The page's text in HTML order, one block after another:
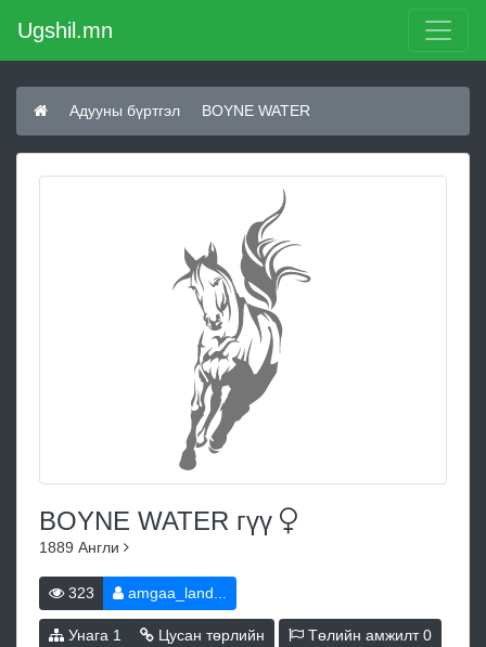
Ugshil.mn
Адууны бүртгэл BOYNE WATER
BOYNE WATER гүү
1889 Англи
323 amgaa_land...
Унага 1 Цусан төрлийн Төлийн амжилт0